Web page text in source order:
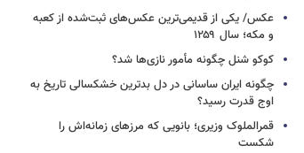
عکس/ یکی از قدیمی‌ترین عکس‌های ثبت‌شده از کعبه
و مکه؛ سال ۱۲۵۹
کوکو شنل چگونه مأمور نازی‌ها شد؟
چگونه ایران ساسانی در دل بدترین خشکسالی تاریخ به
اوج قدرت رسید؟
قمرالملوک وزیری؛ بانویی که مرزهای زمانه‌اش را
شکست